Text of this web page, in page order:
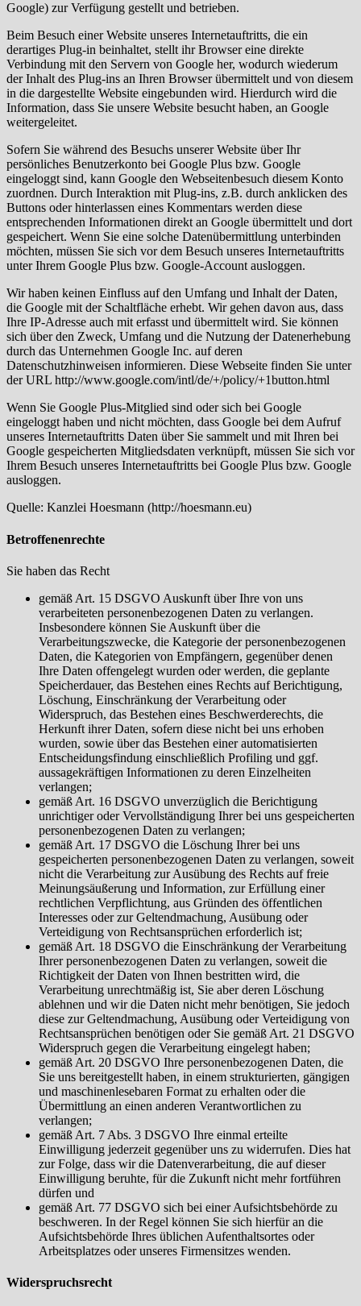
Google) zur Verfügung gestellt und betrieben.
Beim Besuch einer Website unseres Internetauftritts, die ein
derartiges Plug-in beinhaltet, stellt ihr Browser eine direkte
Verbindung mit den Servern von Google her, wodurch wiederum
der Inhalt des Plug-ins an Ihren Browser übermittelt und von diesem
in die dargestellte Website eingebunden wird. Hierdurch wird die
Information, dass Sie unsere Website besucht haben, an Google
weitergeleitet.
Sofern Sie während des Besuchs unserer Website über Ihr
persönliches Benutzerkonto bei Google Plus bzw. Google
eingeloggt sind, kann Google den Webseitenbesuch diesem Konto
zuordnen. Durch Interaktion mit Plug-ins, z.B. durch anklicken des
Buttons oder hinterlassen eines Kommentars werden diese
entsprechenden Informationen direkt an Google übermittelt und dort
gespeichert. Wenn Sie eine solche Datenübermittlung unterbinden
möchten, müssen Sie sich vor dem Besuch unseres Internetauftritts
unter Ihrem Google Plus bzw. Google-Account ausloggen.
Wir haben keinen Einfluss auf den Umfang und Inhalt der Daten,
die Google mit der Schaltfläche erhebt. Wir gehen davon aus, dass
Ihre IP-Adresse auch mit erfasst und übermittelt wird. Sie können
sich über den Zweck, Umfang und die Nutzung der Datenerhebung
durch das Unternehmen Google Inc. auf deren
Datenschutzhinweisen informieren. Diese Webseite finden Sie unter
der URL http://www.google.com/intl/de/+/policy/+1button.html
Wenn Sie Google Plus-Mitglied sind oder sich bei Google
eingeloggt haben und nicht möchten, dass Google bei dem Aufruf
unseres Internetauftritts Daten über Sie sammelt und mit Ihren bei
Google gespeicherten Mitgliedsdaten verknüpft, müssen Sie sich vor
Ihrem Besuch unseres Internetauftritts bei Google Plus bzw. Google
ausloggen.
Quelle: Kanzlei Hoesmann (http://hoesmann.eu)
Betroffenenrechte
Sie haben das Recht
gemäß Art. 15 DSGVO Auskunft über Ihre von uns
verarbeiteten personenbezogenen Daten zu verlangen.
Insbesondere können Sie Auskunft über die
Verarbeitungszwecke, die Kategorie der personenbezogenen
Daten, die Kategorien von Empfängern, gegenüber denen
Ihre Daten offengelegt wurden oder werden, die geplante
Speicherdauer, das Bestehen eines Rechts auf Berichtigung,
Löschung, Einschränkung der Verarbeitung oder
Widerspruch, das Bestehen eines Beschwerderechts, die
Herkunft ihrer Daten, sofern diese nicht bei uns erhoben
wurden, sowie über das Bestehen einer automatisierten
Entscheidungsfindung einschließlich Profiling und ggf.
aussagekräftigen Informationen zu deren Einzelheiten
verlangen;
gemäß Art. 16 DSGVO unverzüglich die Berichtigung
unrichtiger oder Vervollständigung Ihrer bei uns gespeicherten
personenbezogenen Daten zu verlangen;
gemäß Art. 17 DSGVO die Löschung Ihrer bei uns
gespeicherten personenbezogenen Daten zu verlangen, soweit
nicht die Verarbeitung zur Ausübung des Rechts auf freie
Meinungsäußerung und Information, zur Erfüllung einer
rechtlichen Verpflichtung, aus Gründen des öffentlichen
Interesses oder zur Geltendmachung, Ausübung oder
Verteidigung von Rechtsansprüchen erforderlich ist;
gemäß Art. 18 DSGVO die Einschränkung der Verarbeitung
Ihrer personenbezogenen Daten zu verlangen, soweit die
Richtigkeit der Daten von Ihnen bestritten wird, die
Verarbeitung unrechtmäßig ist, Sie aber deren Löschung
ablehnen und wir die Daten nicht mehr benötigen, Sie jedoch
diese zur Geltendmachung, Ausübung oder Verteidigung von
Rechtsansprüchen benötigen oder Sie gemäß Art. 21 DSGVO
Widerspruch gegen die Verarbeitung eingelegt haben;
gemäß Art. 20 DSGVO Ihre personenbezogenen Daten, die
Sie uns bereitgestellt haben, in einem strukturierten, gängigen
und maschinenlesebaren Format zu erhalten oder die
Übermittlung an einen anderen Verantwortlichen zu
verlangen;
gemäß Art. 7 Abs. 3 DSGVO Ihre einmal erteilte
Einwilligung jederzeit gegenüber uns zu widerrufen. Dies hat
zur Folge, dass wir die Datenverarbeitung, die auf dieser
Einwilligung beruhte, für die Zukunft nicht mehr fortführen
dürfen und
gemäß Art. 77 DSGVO sich bei einer Aufsichtsbehörde zu
beschweren. In der Regel können Sie sich hierfür an die
Aufsichtsbehörde Ihres üblichen Aufenthaltsortes oder
Arbeitsplatzes oder unseres Firmensitzes wenden.
Widerspruchsrecht